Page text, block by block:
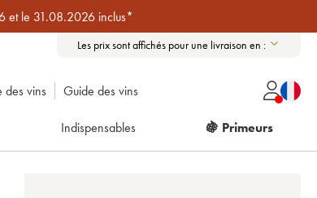
et le 31.08.2026 inclus*
Les prix sont affichés pour une livraison en :
des vins Guide des vins
Indispensables 🍇 Primeurs